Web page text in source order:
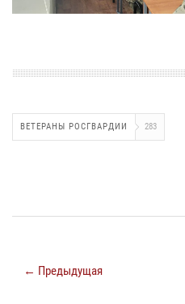
ВЕТЕРАНЫ РОСГВАРДИИ 283
← Предыдущая